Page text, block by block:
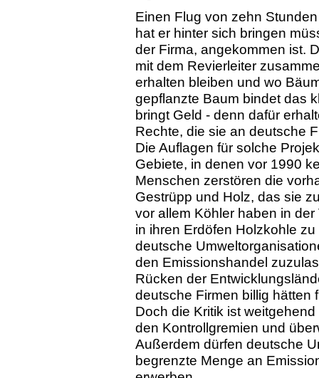
Einen Flug von zehn
hat er hinter sich bringen
der Firma, angekommen ist.
mit dem Revierleiter
erhalten bleiben und wo
gepflanzte Baum bindet das
bringt Geld - denn dafür
Rechte, die sie an deutsche
Die Auflagen für solche
Gebiete, in denen vor 1990
Menschen zerstören die
Gestrüpp und Holz, das sie
vor allem Köhler haben in
in ihren Erdöfen Holzkohle
deutsche
den Emissionshandel
Rücken der
deutsche Firmen billig hätten
Doch die Kritik ist
den Kontrollgremien und
Außerdem dürfen deutsche
begrenzte Menge an